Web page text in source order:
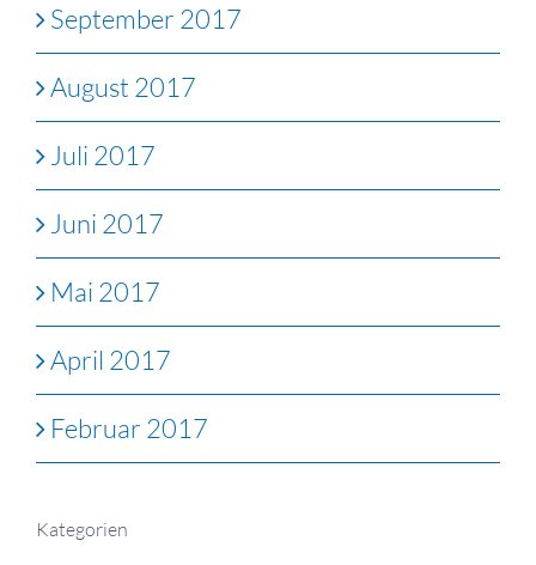
September 2017
August 2017
Juli 2017
Juni 2017
Mai 2017
April 2017
Februar 2017
Kategorien